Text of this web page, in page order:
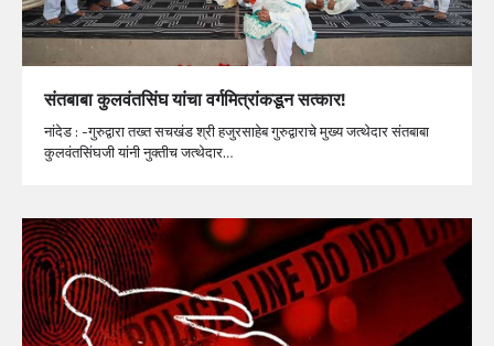
संतबाबा कुलवंतसिंघ यांचा वर्गमित्रांकडून सत्कार!
नांदेड : -गुरुद्वारा तख्त सचखंड श्री हजुरसाहेब गुरुद्वाराचे मुख्य जत्थेदार संतबाबा
कुलवंतसिंघजी यांनी नुक्तीच जत्थेदार…